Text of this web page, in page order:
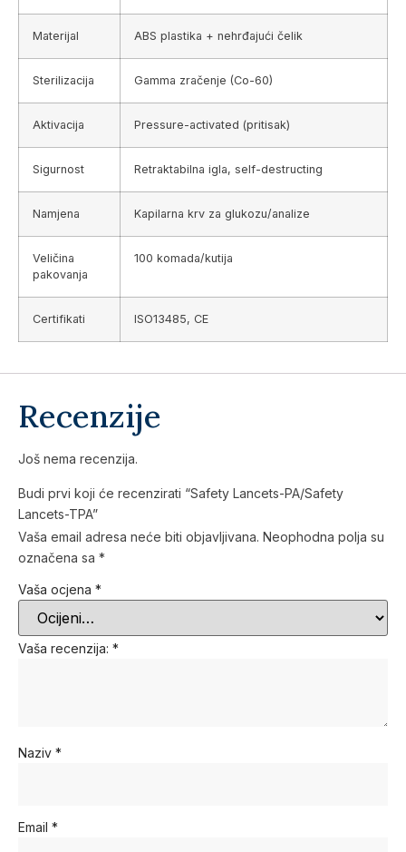
Materijal ABS plastika + nehrđajući čelik
Sterilizacija Gamma zračenje (Co-60)
Aktivacija Pressure-activated (pritisak)
Sigurnost Retraktabilna igla, self-destructing
Namjena Kapilarna krv za glukozu/analize
Veličina
pakovanja
100 komada/kutija
Certifikati ISO13485, CE
Recenzije
Još nema recenzija.
Budi prvi koji će recenzirati “Safety Lancets-PA/Safety
Lancets-TPA”
Vaša email adresa neće biti objavljivana. Neophodna polja su
označena sa *
Vaša ocjena *
Vaša recenzija: *
Naziv *
Email *